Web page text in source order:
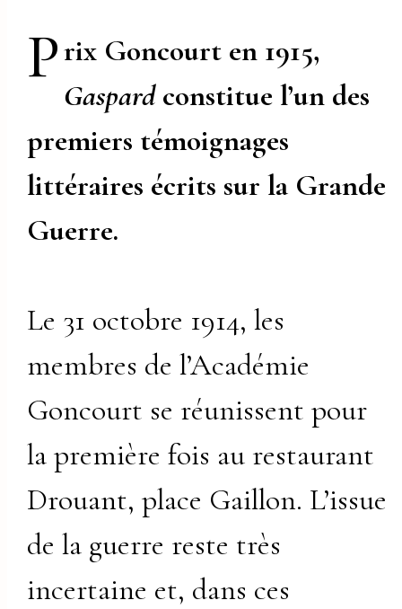
Prix Goncourt en 1915,
Gaspardconstitue l’un des
premiers témoignages
littéraires écrits sur la Grande
Guerre.
Le 31 octobre 1914, les
membres de l’Académie
Goncourt se réunissent pour
la première fois au restaurant
Drouant, place Gaillon. L’issue
de la guerre reste très
incertaine et, dans ces